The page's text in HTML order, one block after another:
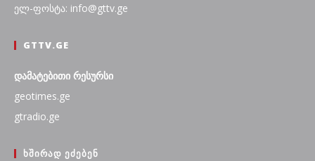
ელ-ფოსტა: info@gttv.ge
GTTV.GE
დამატებითი რესურსი
geotimes.ge
gtradio.ge
ᲮᲨᲘᲠᲐᲓ ᲔᲫᲔᲑᲔᲜ